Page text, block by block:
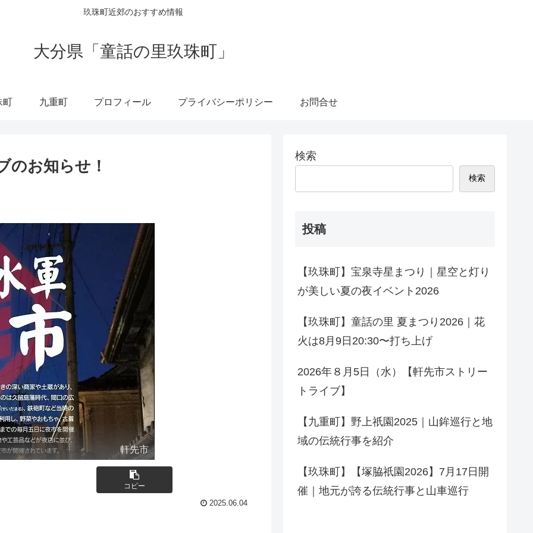
玖珠町近郊のおすすめ情報
大分県「童話の里玖珠町」
町 九重町 プロフィール プライバシーポリシー お問合せ
お知らせ！
軒先市
コピー
2025.06.04
検索
検索
投稿
【玖珠町】宝泉寺星まつり｜星空と灯り
が美しい夏の夜イベント2026
【玖珠町】童話の里 夏まつり2026｜花
火は8月9日20:30〜打ち上げ
2026年８月5日（水）【軒先市ストリー
トライブ】
【九重町】野上祇園2025｜山鉾巡行と地
域の伝統行事を紹介
【玖珠町】【塚脇祇園2026】7月17日開
催｜地元が誇る伝統行事と山車巡行